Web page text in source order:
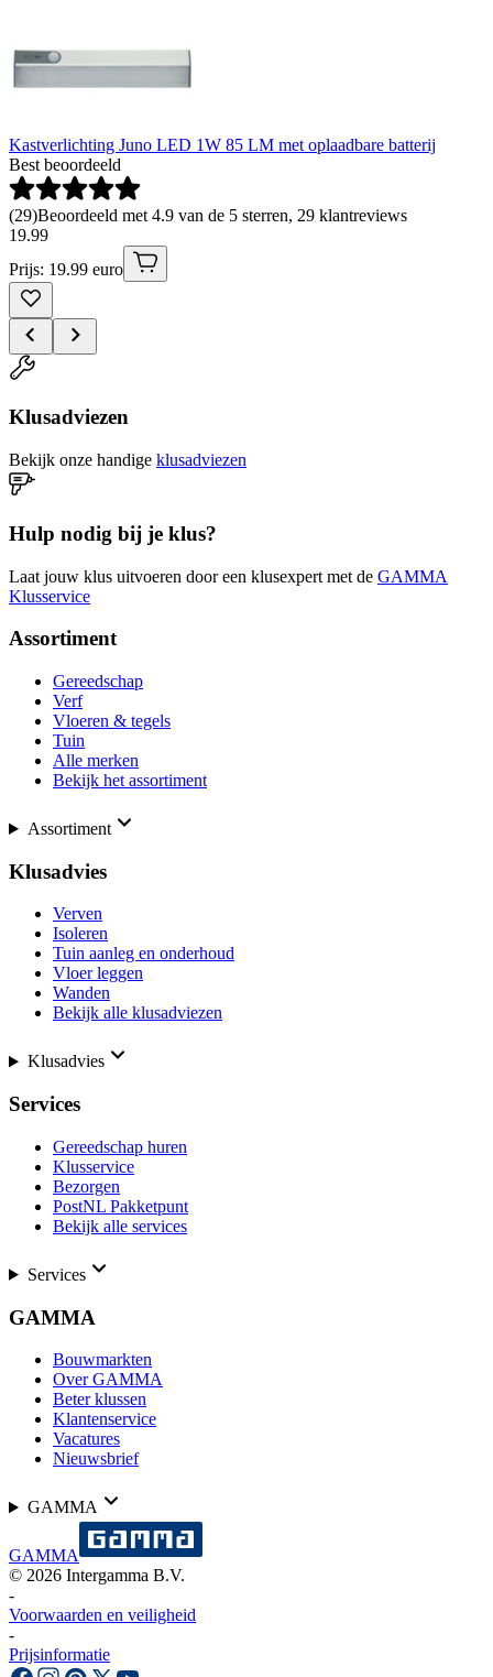
Kastverlichting Juno LED 1W 85 LM met oplaadbare batterij
Best beoordeeld
(29)Beoordeeld met 4.9 van de 5 sterren, 29 klantreviews
19.99
Prijs: 19.99 euro
Klusadviezen
Bekijk onze handige klusadviezen
Hulp nodig bij je klus?
Laat jouw klus uitvoeren door een klusexpert met de GAMMA
Klusservice
Assortiment
Gereedschap
Verf
Vloeren & tegels
Tuin
Alle merken
Bekijk het assortiment
Assortiment
Klusadvies
Verven
Isoleren
Tuin aanleg en onderhoud
Vloer leggen
Wanden
Bekijk alle klusadviezen
Klusadvies
Services
Gereedschap huren
Klusservice
Bezorgen
PostNL Pakketpunt
Bekijk alle services
Services
GAMMA
Bouwmarkten
Over GAMMA
Beter klussen
Klantenservice
Vacatures
Nieuwsbrief
GAMMA
GAMMA
© 2026 Intergamma B.V.
-
Voorwaarden en veiligheid
-
Prijsinformatie